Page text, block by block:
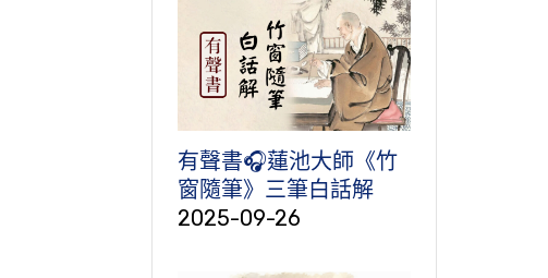
有聲書🎧蓮池大師《竹
窗隨筆》三筆白話解
2025-09-26